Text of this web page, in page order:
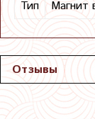
Тип Магнит
Отзывы